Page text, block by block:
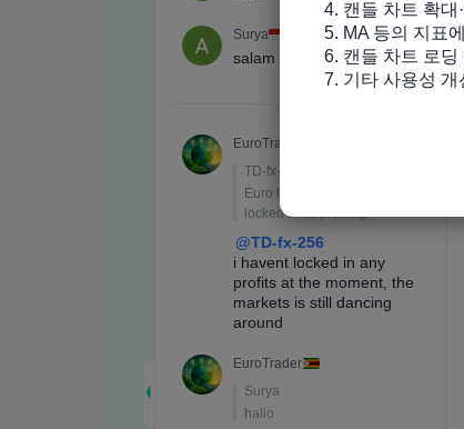
4. 캔들 차트 확대
5. MA 등의 지표
6. 캔들 차트 로딩
7. 기타 사용성 개